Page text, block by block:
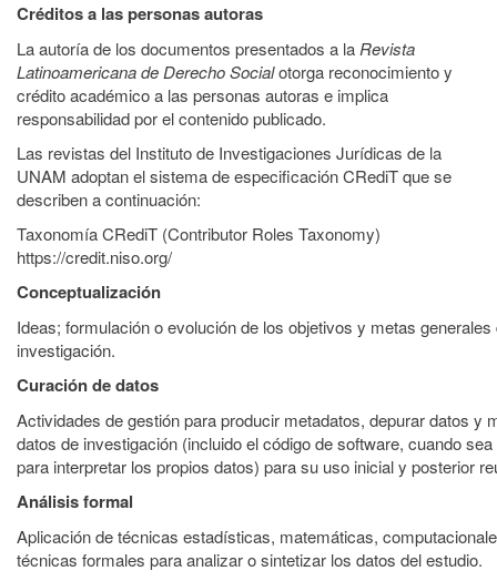
Créditos a las personas autoras
La autoría de los documentos presentados a laRevista
Latinoamericana de Derecho Socialotorga reconocimiento y
crédito académico a las personas autoras e implica
responsabilidad por el contenido publicado.
Las revistas del Instituto de Investigaciones Jurídicas de la
UNAM adoptan el sistema de especificación CRediT que se
describen a continuación:
Taxonomía CRediT (Contributor Roles Taxonomy)
https://credit.niso.org/
Conceptualización
Ideas; formulación o evolución de los objetivos y metas generales
investigación.
Curación de datos
Actividades de gestión para producir metadatos, depurar datos y
datos de investigación (incluido el código de software, cuando
para interpretar los propios datos) para su uso inicial y posterior
Análisis formal
Aplicación de técnicas estadísticas, matemáticas,
técnicas formales para analizar o sintetizar los datos del estudio.